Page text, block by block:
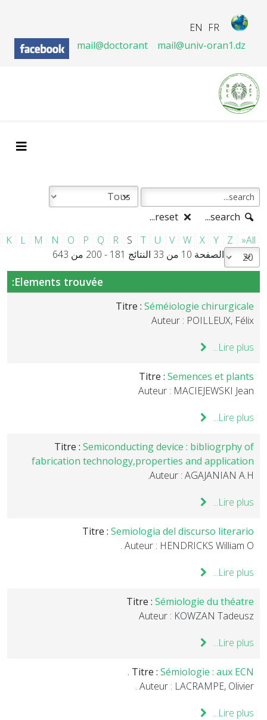
FR
EN
mail@doctorant
mail@univ-oran1.dz
K
L M N O P Q R S T U V W X Y Z
»All
الصفحة 10 من 33 النتائج 181 - 200 من 643
Elements trouvée:
Titre : Séméiologie chirurgicale
Auteur : POILLEUX, Félix
Lire plus...
Titre : Semences et plants
Auteur : MACIEJEWSKI Jean
Lire plus...
Titre : Semiconducting device : bibliogrphy of
fabrication technology,properties and application
Auteur : AGAJANIAN A.H.
Lire plus...
Titre : Semiologia del discurso literario
Auteur : HENDRICKS William O .
Lire plus...
Titre : Sémiologie du théatre
Auteur : KOWZAN Tadeusz
Lire plus...
Titre : Sémiologie : aux ECN .
Auteur : LACRAMPE, Olivier .
Lire plus...